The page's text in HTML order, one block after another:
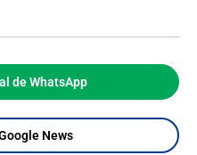
de WhatsApp
News